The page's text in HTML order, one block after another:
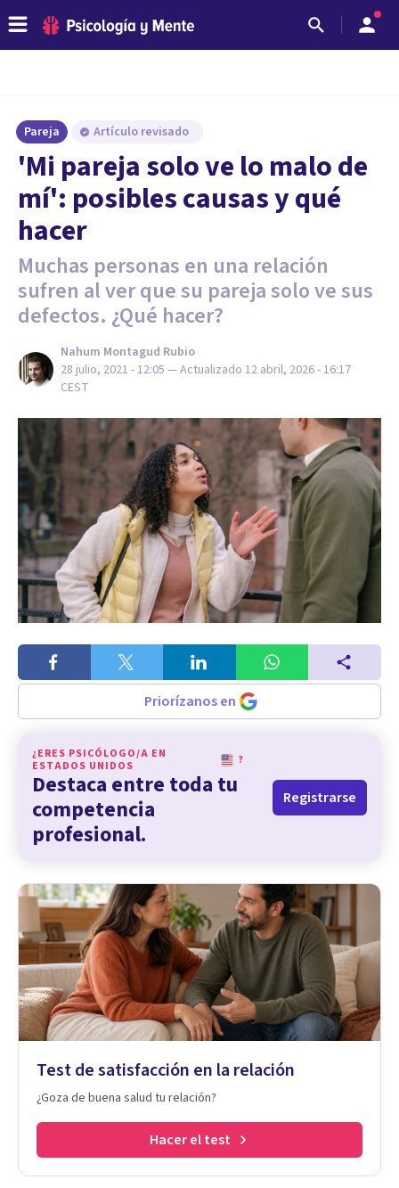
Pareja Artículo revisado
'Mi pareja solo ve lo malo de
mí': posibles causas y qué
hacer
Muchas personas en una relación
sufren al ver que su pareja solo ve sus
defectos. ¿Qué hacer?
Nahum Montagud Rubio
28 julio, 2021 - 12:05 — Actualizado 12 abril, 2026 - 16:17
CEST
Priorízanos en
¿ERES PSICÓLOGO/A EN
ESTADOS UNIDOS
?
Destaca entre toda tu
competencia
profesional.
Registrarse
Test de satisfacción en la relación
¿Goza de buena salud tu relación?
Hacer el test